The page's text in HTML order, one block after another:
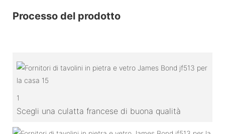
Processo del prodotto
1
Scegli una culatta francese di buona qualità